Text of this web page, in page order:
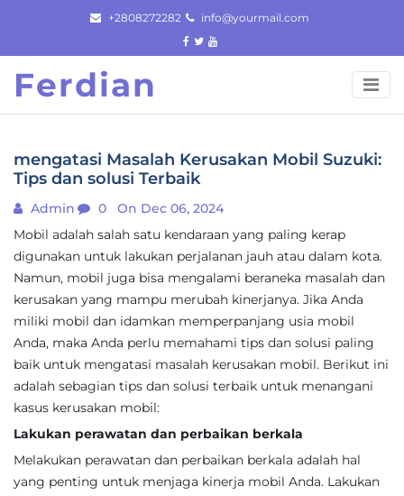
content
+2808272282 info@yourmail.com
Ferdian
mengatasi Masalah Kerusakan Mobil Suzuki:
Tips dan solusi Terbaik
Admin 0
On Dec 06, 2024
Mobil adalah salah satu kendaraan yang paling kerap
digunakan untuk lakukan perjalanan jauh atau dalam kota.
Namun, mobil juga bisa mengalami beraneka masalah dan
kerusakan yang mampu merubah kinerjanya. Jika Anda
miliki mobil dan idamkan memperpanjang usia mobil
Anda, maka Anda perlu memahami tips dan solusi paling
baik untuk mengatasi masalah kerusakan mobil. Berikut ini
adalah sebagian tips dan solusi terbaik untuk menangani
kasus kerusakan mobil:
Lakukan perawatan dan perbaikan berkala
Melakukan perawatan dan perbaikan berkala adalah hal
yang penting untuk menjaga kinerja mobil Anda. Lakukan